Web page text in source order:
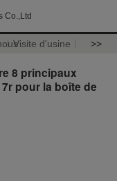
Co.,Ltd
Visite d'usine >>
8 principaux
pour la boîte de